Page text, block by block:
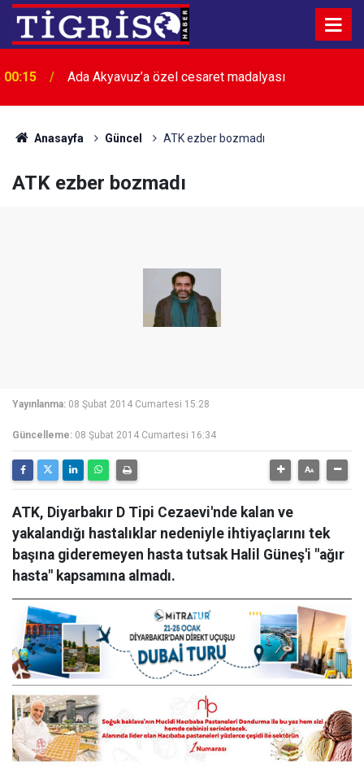
00:15 Ada Akyavuz’a özel cesaret madalyası
Anasayfa Güncel ATK ezber bozmadı
ATK ezber bozmadı
Yayınlanma: 08 Şubat 2014 Cumartesi 15:28
Güncelleme: 08 Şubat 2014 Cumartesi 16:34
ATK, Diyarbakır D Tipi Cezaevi'nde kalan ve
yakalandığı hastalıklar nedeniyle ihtiyaçlarını tek
başına gideremeyen hasta tutsak Halil Güneş'i "ağır
hasta" kapsamına almadı.